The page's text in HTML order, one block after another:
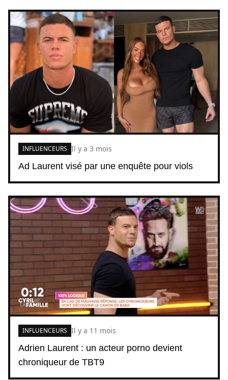
Ad Laurent visé par une enquête pour viols
INFLUENCEURS Il y a 3 mois
Adrien Laurent : un acteur porno devient
chroniqueur de TBT9
INFLUENCEURS Il y a 11 mois